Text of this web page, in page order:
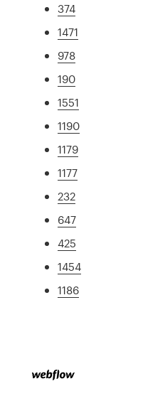
374
1471
978
190
1551
1190
1179
1177
232
647
425
1454
1186